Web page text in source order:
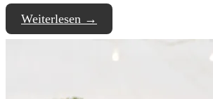
Weiterlesen →